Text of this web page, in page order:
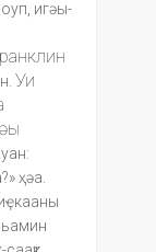
игәы-
Уи
ҳәа.